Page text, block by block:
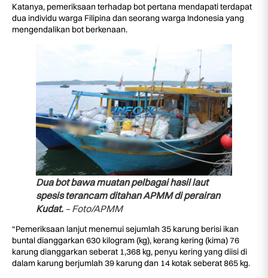
Katanya, pemeriksaan terhadap bot pertana mendapati terdapat
dua individu warga Filipina dan seorang warga Indonesia yang
mengendalikan bot berkenaan.
Dua bot bawa muatan pelbagai hasil laut
spesis terancam ditahan APMM di perairan
Kudat. – Foto/APMM
“Pemeriksaan lanjut menemui sejumlah 35 karung berisi ikan
buntal dianggarkan 630 kilogram (kg), kerang kering (kima) 76
karung dianggarkan seberat 1,368 kg, penyu kering yang diisi di
dalam karung berjumlah 39 karung dan 14 kotak seberat 865 kg.